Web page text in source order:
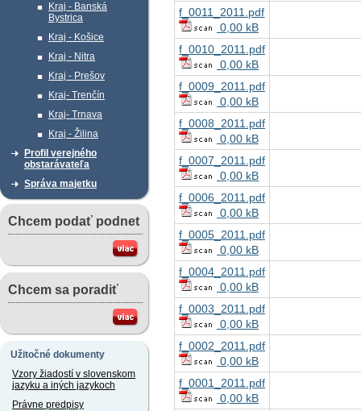
Kraj - Banská
Bystrica
Kraj - Košice
Kraj - Nitra
Kraj - Prešov
Kraj- Trenčín
Kraj- Trnava
Kraj - Žilina
Profil verejného
obstarávateľa
Správa majetku
Chcem podať podnet
Chcem sa poradiť
Užitočné dokumenty
Vzory žiadostí v slovenskom
jazyku a iných jazykoch
Právne predpisy
f_0011_2011.pdf
0,00 kB
f_0010_2011.pdf
0,00 kB
f_0009_2011.pdf
0,00 kB
f_0008_2011.pdf
0,00 kB
f_0007_2011.pdf
0,00 kB
f_0006_2011.pdf
0,00 kB
f_0005_2011.pdf
0,00 kB
f_0004_2011.pdf
0,00 kB
f_0003_2011.pdf
0,00 kB
f_0002_2011.pdf
0,00 kB
f_0001_2011.pdf
0,00 kB